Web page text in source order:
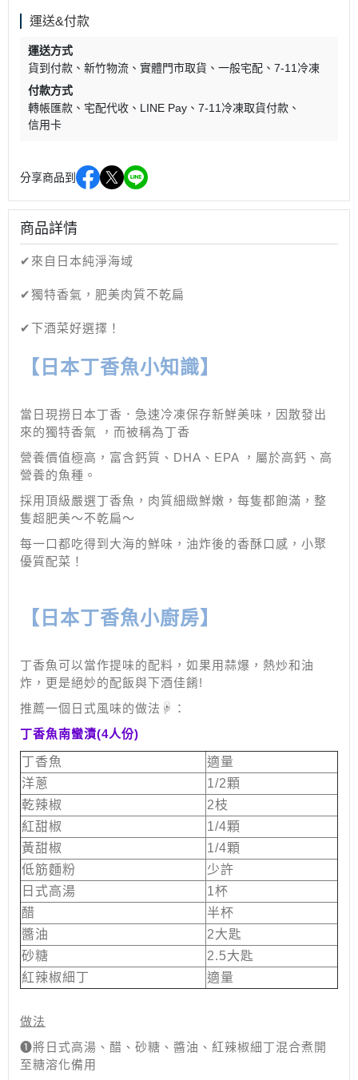
運送&付款
運送方式
貨到付款
新竹物流 實體門市取貨 一般宅配
7-11冷凍
付款方式
轉帳匯款
宅配代收 LINE Pay
7-11冷凍取貨付款
信用卡
分享商品到
商品詳情
✔來自日本純淨海域
✔獨特香氣，肥美肉質不乾扁
✔下酒菜好選擇！
【日本丁香魚小知識】
當日現撈日本丁香．急速冷凍保存新鮮美味，因散發出
來的獨特香氣 ，而被稱為丁香
營養價值極高，富含鈣質、DHA、EPA ，屬於高鈣、高
營養的魚種。
採用頂級嚴選丁香魚，肉質細緻鮮嫩，每隻都飽滿，整
隻超肥美～不乾扁～
每一口都吃得到大海的鮮味，油炸後的香酥口感，小聚
優質配菜！
【日本丁香魚小廚房】
丁香魚可以當作提味的配料，如果用蒜爆，熱炒和油
炸，更是絕妙的配飯與下酒佳餚!
推薦一個日式風味的做法☟：
丁香魚南蠻漬(4人份)
丁香魚
適量
洋蔥
1/2顆
乾辣椒
2枝
紅甜椒
1/4顆
黃甜椒
1/4顆
低筋麵粉
少許
日式高湯
1杯
醋
半杯
醬油
2大匙
砂糖
2.5大匙
紅辣椒細丁
適量
做法
➊將日式高湯、醋、砂糖、醬油、紅辣椒細丁混合煮開
至糖溶化備用